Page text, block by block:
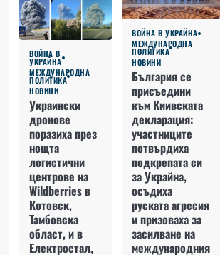
ВОЙНА В
УКРАЙНА
МЕЖДУНАРОДНА
ПОЛИТИКА
НОВИНИ
Украински
дронове
поразиха през
нощта
логистични
центрове на
Wildberries в
Котовск,
Тамбовска
област, и в
Електростал,
ВОЙНА В УКРАЙНА
МЕЖДУНАРОДНА
ПОЛИТИКА
НОВИНИ
България се
присъедини
към Киивската
декларация:
участниците
потвърдиха
подкрепата си
за Украйна,
осъдиха
руската агресия
и призоваха за
засилване на
международния